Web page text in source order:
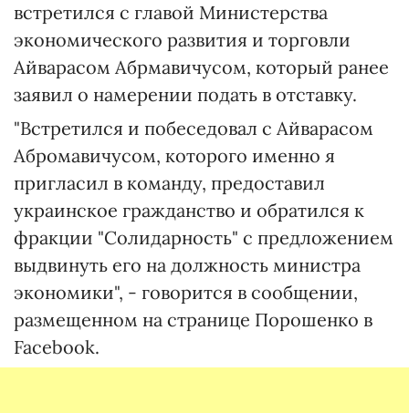
встретился с главой Министерства
экономического развития и торговли
Айварасом Абрмавичусом, который ранее
заявил о намерении подать в отставку.
"Встретился и побеседовал с Айварасом
Абромавичусом, которого именно я
пригласил в команду, предоставил
украинское гражданство и обратился к
фракции "Солидарность" с предложением
выдвинуть его на должность министра
экономики", - говорится в сообщении,
размещенном на странице Порошенко в
Facebook.